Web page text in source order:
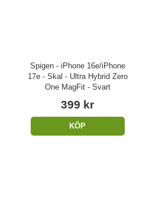
Spigen - iPhone 16e/iPhone
17e - Skal - Ultra Hybrid Zero
One MagFit - Svart
399 kr
KÖP